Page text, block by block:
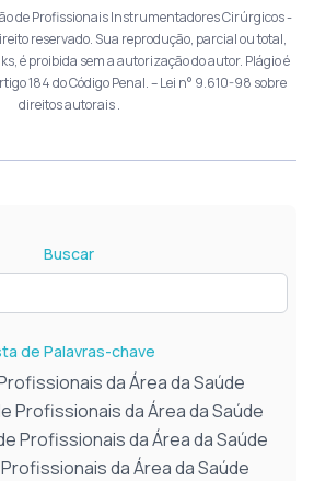
de Profissionais Instrumentadores Cirúrgicos -
reservado. Sua reprodução, parcial ou total,
é proibida sem a autorização do autor. Plágio é
184 do Código Penal. –Lei n° 9.610-98 sobre
direitos autorais.
Buscar
de Palavras-chave
da Área da Saúde
Profissionais da Área da Saúde
Profissionais da Área da Saúde
da Área da Saúde